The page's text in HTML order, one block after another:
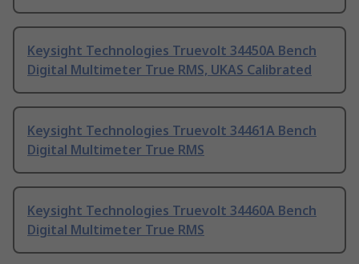
Keysight Technologies Truevolt 34450A Bench
Digital Multimeter True RMS, UKAS Calibrated
Keysight Technologies Truevolt 34461A Bench
Digital Multimeter True RMS
Keysight Technologies Truevolt 34460A Bench
Digital Multimeter True RMS